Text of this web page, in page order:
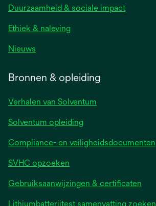
Duurzaamheid & sociale impact
Ethiek & naleving
Nieuws
Bronnen & opleiding
Verhalen van Solventum
Solventum opleiding
Compliance- en veiligheidsdocumenten
SVHC opzoeken
Gebruiksaanwijzingen & certificaten
Lithiumbatterijtest samenvatting zoeken